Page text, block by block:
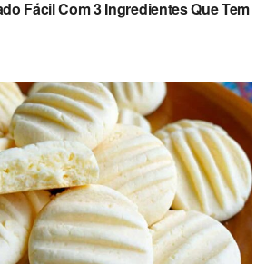
Fácil Com 3 Ingredientes Que Tem